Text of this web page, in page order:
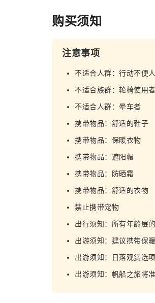
购买须知
注意事项
不适合人群：行动不便
不适合族群：轮椅使用者
不适合人群：晕车者
携带物品：舒适的鞋子
携带物品：保暖衣物
携带物品：遮阳帽
携带物品：防晒霜
携带物品：舒适的衣物
禁止携带宠物
出行须知：所有年龄层
出游须知：建议携带保
出游须知：日落观赏选
出游须知：帆船之旅将